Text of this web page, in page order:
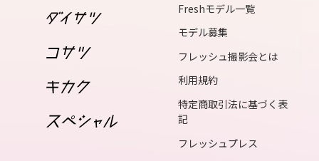
15
mon
16
tue
Freshモデル一覧
モデル募集
フレッシュ撮影会とは
利用規約
特定商取引法に基づく表
記
フレッシュプレス